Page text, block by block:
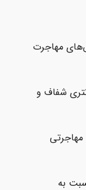
مهاجرت
شفاف و
مهاجرتی
به